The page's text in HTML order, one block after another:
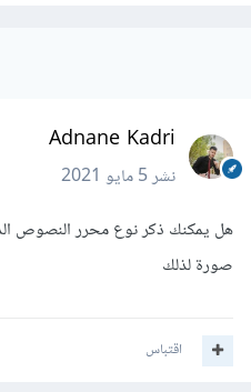
Adnane Kadri
نشر5 مايو 2021
هل يمكنك ذكر نوع محرر النصوص
صورة لذلك
اقتباس